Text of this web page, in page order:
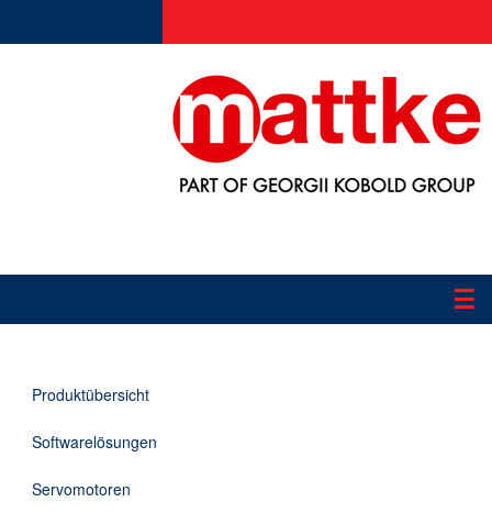
☰
Applikationen
Informationen
Downloads
Produktübersicht
Softwarelösungen
Servomotoren